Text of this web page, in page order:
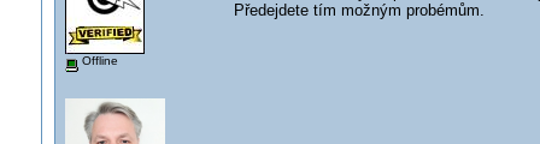
Offline
Předejdete tím možným probémům.